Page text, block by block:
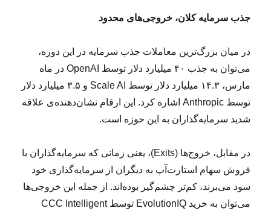
جذب سرمایه کلان، خروجی‌های محدود
در میان بزرگ‌ترین معاملات جذب سرمایه در این دوره،
می‌توان به جذب ۴۰ میلیارد دلار توسط OpenAI در ماه
مارس، ۱۴.۳ میلیارد دلار توسط Scale AI و ۳.۵ میلیارد دلار
توسط Anthropic اشاره کرد. این ارقام نشان‌دهنده‌ی علاقه
شدید سرمایه‌گذاران به این حوزه است.
در مقابل، خروج‌ها (Exits)، یعنی زمانی که سرمایه‌گذاران با
فروش سهام استارت‌آپ به دیگران از سرمایه‌گذاری خود
سود می‌برند، کم‌تر چشم‌گیر بوده‌اند. از جمله این خروجی‌ها
می‌توان به خرید EvolutionIQ توسط CCC Intelligent